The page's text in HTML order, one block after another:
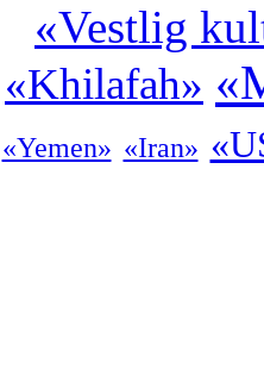
«Vestlig
«Khilafah»
«Yemen» «Iran»